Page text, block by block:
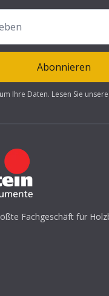
Abonnieren
Ihre Daten. Lesen Sie unsere
Fachgeschäft für